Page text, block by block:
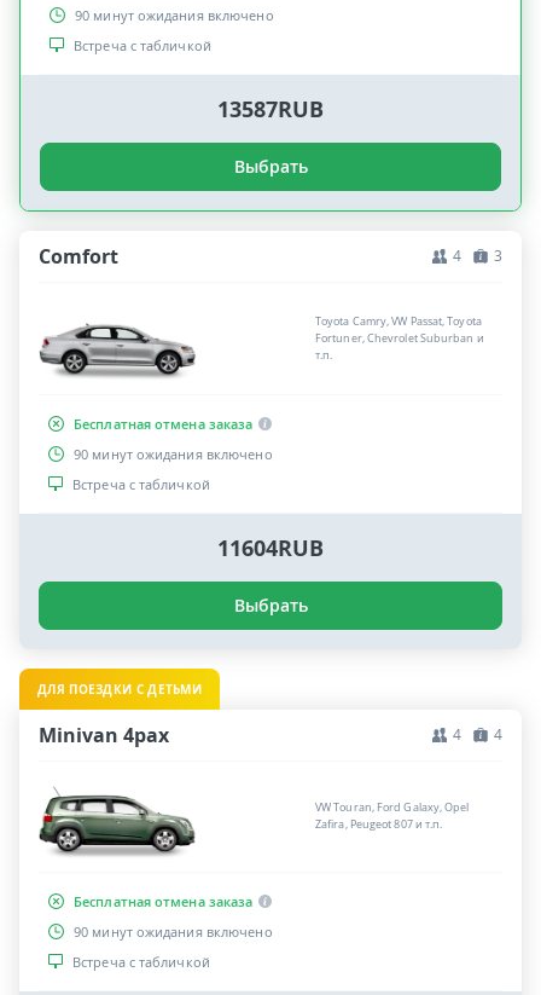
90 минут ожидания включено
Встреча с табличкой
13587RUB
Выбрать
Comfort 4 3
Toyota Camry, VW Passat, Toyota
Fortuner, Chevrolet Suburban и
т.п.
Бесплатная отмена заказа
90 минут ожидания включено
Встреча с табличкой
11604RUB
Выбрать
ДЛЯ ПОЕЗДКИ С ДЕТЬМИ
Minivan 4pax 4 4
VW Touran, Ford Galaxy, Opel
Zafira, Peugeot 807 и т.п.
Бесплатная отмена заказа
90 минут ожидания включено
Встреча с табличкой